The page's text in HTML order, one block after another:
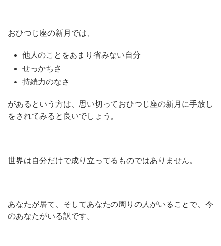
おひつじ座の新月では、
他人のことをあまり省みない自分
せっかちさ
持続力のなさ
があるという方は、思い切っておひつじ座の新月に手放し
をされてみると良いでしょう。
世界は自分だけで成り立ってるものではありません。
あなたが居て、そしてあなたの周りの人がいることで、今
のあなたがいる訳です。